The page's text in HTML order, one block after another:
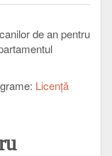
de an pentru
Licenţă